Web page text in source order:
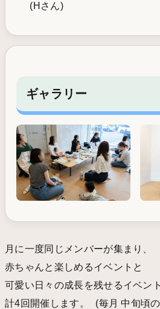
(Hさん)
ギャラリー
月に一度同じメンバーが集まり、
赤ちゃんと楽しめるイベントと
可愛い日々の成長を残せるイベント
計4回開催します。 (毎月 中旬頃